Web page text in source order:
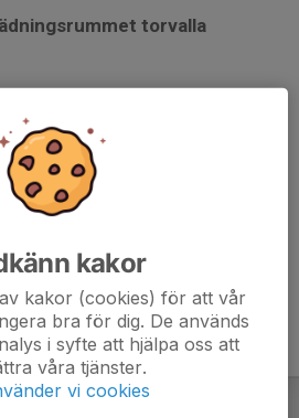
torvalla
kakor
kakor (cookies) för att vår
bra för dig. De används
i syfte att hjälpa oss att
våra tjänster.
vi cookies